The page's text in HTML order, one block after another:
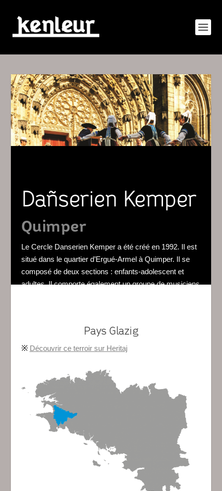
Dañserien Kemper
Quimper
Le Cercle Danserien Kemper a été créé en 1992. Il est
situé dans le quartier d’Ergué-Armel à Quimper. Il se
composé de deux sections : enfants-adolescent et
adultes. Il comporte également un groupe de musiciens
Pays Glazig
※ Découvrir ce terroir sur Heritaj